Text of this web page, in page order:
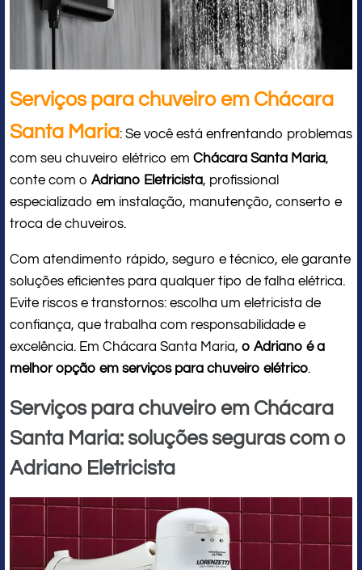
Serviços para chuveiro em Chácara
Santa Maria: Se você está enfrentando problemas
com seu chuveiro elétrico em Chácara Santa Maria,
conte com o Adriano Eletricista, profissional
especializado em instalação, manutenção, conserto e
troca de chuveiros.
Com atendimento rápido, seguro e técnico, ele garante
soluções eficientes para qualquer tipo de falha elétrica.
Evite riscos e transtornos: escolha um eletricista de
confiança, que trabalha com responsabilidade e
excelência. Em Chácara Santa Maria, o Adriano é a
melhor opção em serviços para chuveiro elétrico.
Serviços para chuveiro em Chácara
Santa Maria: soluções seguras com o
Adriano Eletricista